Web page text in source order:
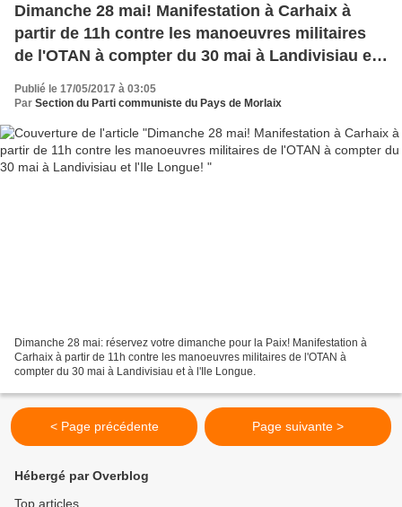
Dimanche 28 mai! Manifestation à Carhaix à
partir de 11h contre les manoeuvres militaires
de l'OTAN à compter du 30 mai à Landivisiau et
Publié le 17/05/2017 à 03:05
Par Section du Parti communiste du Pays de Morlaix
Dimanche 28 mai: réservez votre dimanche pour la Paix! Manifestation à
Carhaix à partir de 11h contre les manoeuvres militaires de l'OTAN à
compter du 30 mai à Landivisiau et à l'Ile Longue.
< Page précédente Page suivante >
Hébergé par Overblog
Top articles